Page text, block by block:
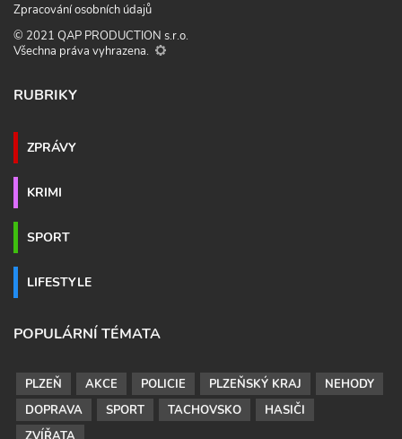
Zpracování osobních údajů
© 2021 QAP PRODUCTION s.r.o.
Všechna práva vyhrazena.
RUBRIKY
ZPRÁVY
KRIMI
SPORT
LIFESTYLE
POPULÁRNÍ TÉMATA
PLZEŇ AKCE POLICIE PLZEŇSKÝ KRAJ
NEHODY
DOPRAVA
SPORT TACHOVSKO
HASIČI